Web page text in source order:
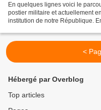
En quelques lignes voici le
postier militaire et actuellement
institution de notre République.
<
Hébergé par Overblog
Top articles